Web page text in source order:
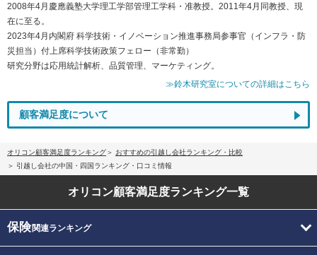
2008年4月慶應義塾大学理工学部管理工学科・准教授。2011年4月同教授、現
在に至る。
2023年4月内閣府 科学技術・イノベーション推進事務局参事官（インフラ・防
災担当）付上席科学技術政策フェロー（非常勤）
研究分野は応用統計解析、品質管理、マーケティング。
≫鈴木研究室についての詳細はこちら
顧客満足度について
オリコン顧客満足度ランキング
おすすめの引越し会社ランキング・比較
引越し会社の中国・四国ランキング・口コミ情報
オリコン顧客満足度ランキング一覧
保険関連ランキング